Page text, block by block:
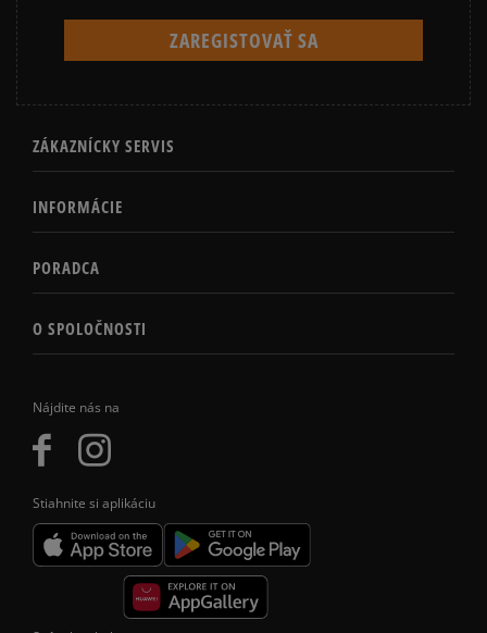
Nájdite nás na
Stiahnite si aplikáciu
ZÁKAZNÍCKY SERVIS
INFORMÁCIE
PORADCA
O SPOLOČNOSTI